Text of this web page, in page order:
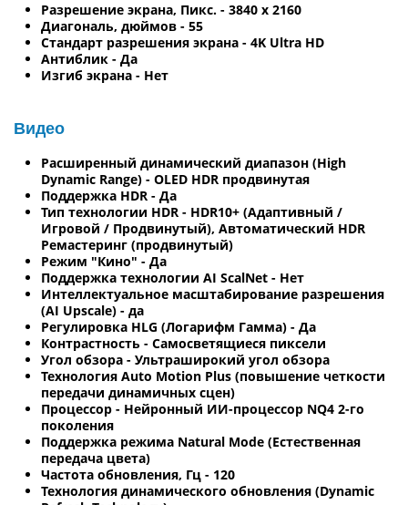
Разрешение экрана, Пикс. - 3840 x 2160
Диагональ, дюймов - 55
Стандарт разрешения экрана - 4K Ultra HD
Антиблик - Да
Изгиб экрана - Нет
Видео
Расширенный динамический диапазон (High
Dynamic Range) - OLED HDR продвинутая
Поддержка HDR - Да
Тип технологии HDR - HDR10+ (Адаптивный /
Игровой / Продвинутый), Автоматический HDR
Ремастеринг (продвинутый)
Режим "Кино" - Да
Поддержка технологии AI ScalNet - Нет
Интеллектуальное масштабирование разрешения
(AI Upscale) - да
Регулировка HLG (Логарифм Гамма) - Да
Контрастность - Самосветящиеся пиксели
Угол обзора - Ультраширокий угол обзора
Технология Auto Motion Plus (повышение четкости
передачи динамичных сцен)
Процессор - Нейронный ИИ-процессор NQ4 2-го
поколения
Поддержка режима Natural Mode (Естественная
передача цвета)
Частота обновления, Гц - 120
Технология динамического обновления (Dynamic